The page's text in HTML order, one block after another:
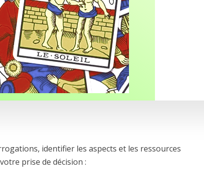
identifier les aspects et les ressources
prise de décision :